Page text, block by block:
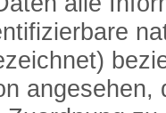
angesehen,